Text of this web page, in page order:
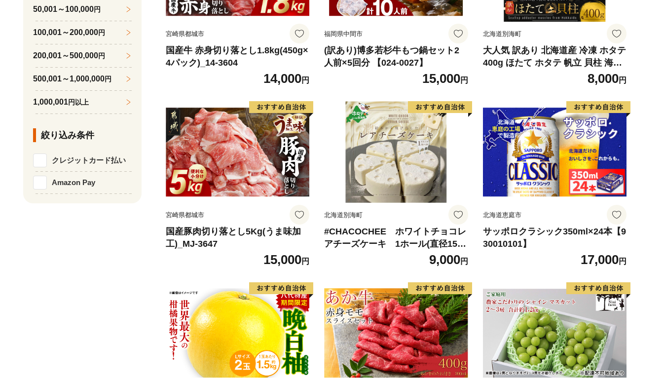
宮崎県都城市
国産牛 赤身切り落とし1.8kg(450g×
4パック)_14-3604
14,000円
福岡県中間市
(訳あり)博多若杉牛もつ鍋セット2
人前×5回分 【024-0027】
15,000円
北海道別海町
大人気 訳あり 北海道産 冷凍 ホタテ
400g ほたて ホタテ 帆立 貝柱 海鮮
魚介類 刺身 大粒 天然 海鮮 ランキ
ング 大人気 人気 おすすめ 訳あり
8,000円
宮崎県都城市
国産豚肉切り落とし5Kg(うま味加
工)_MJ-3647
15,000円
北海道別海町
#CHACOCHEE ホワイトチョコレ
アチーズケーキ 1ホール(直径15c
m)（北海道,別海町,チーズ,ちーず,
チーズケーキ,ふるさと納税）
9,000円
北海道恵庭市
サッポロクラシック350ml×24本【9
30010101】
17,000円
50,001～100,000円
100,001～200,000円
200,001～500,000円
500,001～1,000,000円
1,000,001円以上
絞り込み条件
クレジットカード払い
Amazon Pay